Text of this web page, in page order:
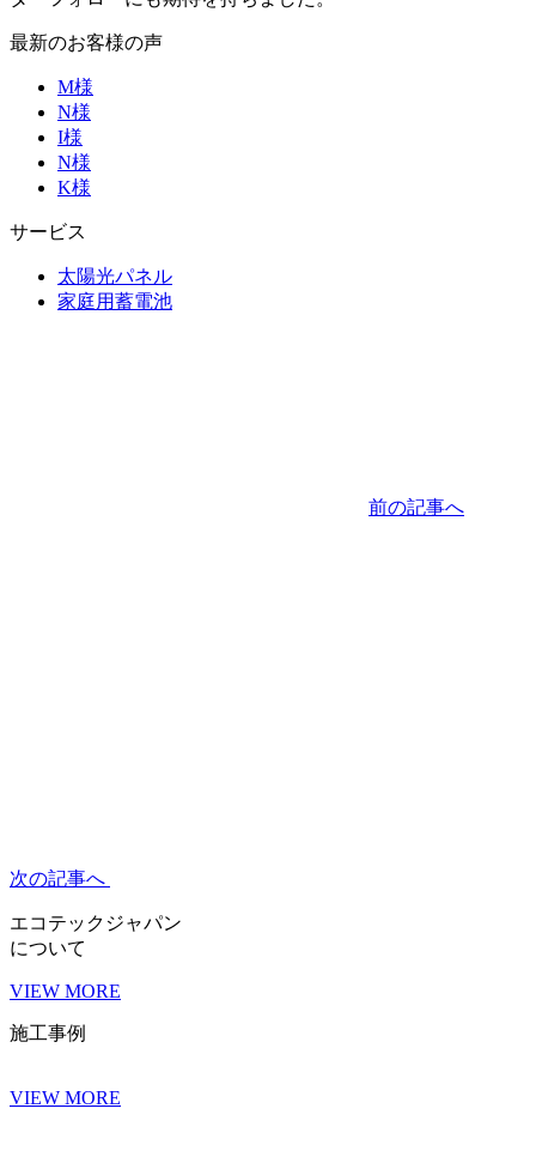
最新のお客様の声
M様
N様
I様
N様
K様
サービス
太陽光パネル
家庭用蓄電池
前の記事へ
次の記事へ
エコテックジャパン
について
VIEW MORE
施工事例
VIEW MORE